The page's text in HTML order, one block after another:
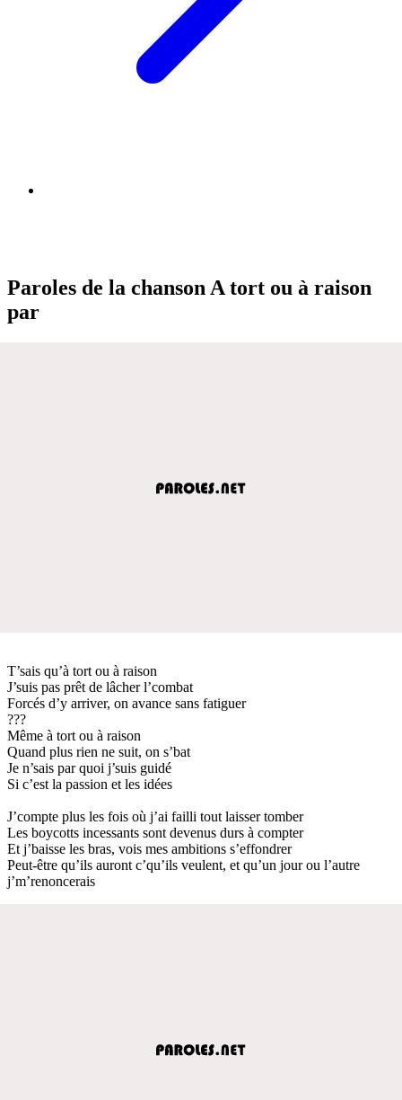
Paroles de la chanson A tort ou à raison
par
T’sais qu’à tort ou à raison
J’suis pas prêt de lâcher l’combat
Forcés d’y arriver, on avance sans fatiguer
???
Même à tort ou à raison
Quand plus rien ne suit, on s’bat
Je n’sais par quoi j’suis guidé
Si c’est la passion et les idées
J’compte plus les fois où j’ai failli tout laisser tomber
Les boycotts incessants sont devenus durs à compter
Et j’baisse les bras, vois mes ambitions s’effondrer
Peut-être qu’ils auront c’qu’ils veulent, et qu’un jour ou l’autre
j’m’renoncerais